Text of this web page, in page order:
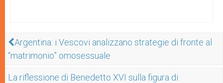
Argentina: i Vescovi analizzano strategie di fronte al
“matrimonio” omosessuale
La riflessione di Benedetto XVI sulla figura di